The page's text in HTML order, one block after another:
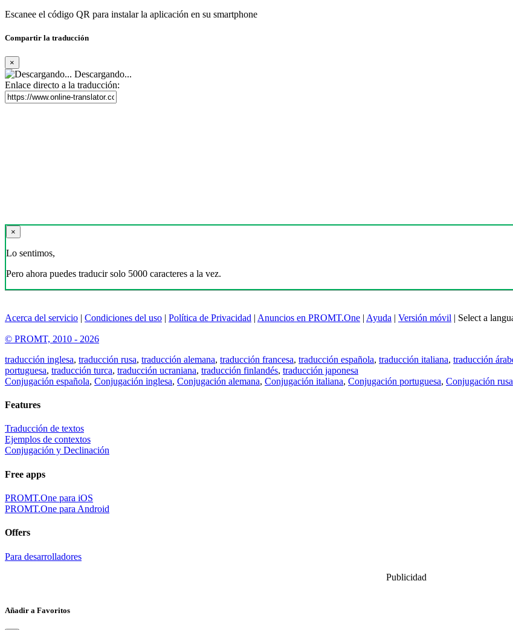
Escanee el código QR para instalar la aplicación en su smartphone
Compartir la traducción
×
Descargando...
Enlace directo a la traducción:
×
Lo sentimos,
Pero ahora puedes traducir solo 5000 caracteres a la vez.
Acerca del servicio | Condiciones del uso | Política de Privacidad | Anuncios en PROMT.One | Ayuda | Versión móvil | Select a
© PROMT, 2010 - 2026
traducción inglesa, traducción rusa, traducción alemana, traducción francesa, traducción española, traducción italiana, traducción
portuguesa, traducción turca, traducción ucraniana, traducción finlandés, traducción japonesa
Conjugación española, Conjugación inglesa, Conjugación alemana, Conjugación italiana, Conjugación portuguesa, Conjugación rusa
Features
Traducción de textos
Ejemplos de contextos
Conjugación y Declinación
Free apps
PROMT.One para iOS
PROMT.One para Android
Offers
Para desarrolladores
Publicidad
Añadir a Favoritos